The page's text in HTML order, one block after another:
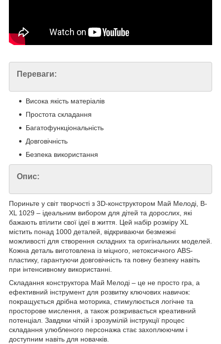
Переваги:
Висока якість матеріалів
Простота складання
Багатофункціональність
Довговічність
Безпека використання
Опис:
Пориньте у світ творчості з 3D-конструктором Май Мелоді, B-
XL 1029 – ідеальним вибором для дітей та дорослих, які
бажають втілити свої ідеї в життя. Цей набір розміру XL
містить понад 1000 деталей, відкриваючи безмежні
можливості для створення складних та оригінальних моделей.
Кожна деталь виготовлена ​​із міцного, нетоксичного ABS-
пластику, гарантуючи довговічність та повну безпеку навіть
при інтенсивному використанні.
Складання конструктора Май Мелоді – це не просто гра, а
ефективний інструмент для розвитку ключових навичок:
покращується дрібна моторика, стимулюється логічне та
просторове мислення, а також розкривається креативний
потенціал. Завдяки чіткій і зрозумілій інструкції процес
складання улюбленого персонажа стає захоплюючим і
доступним навіть для новачків.